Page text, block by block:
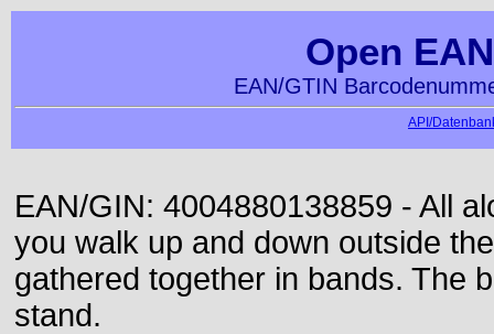
Open
EAN/GTIN
API/
EAN/GIN: 4004880138859 - All
you walk up and down outside
gathered together in bands. The
stand.